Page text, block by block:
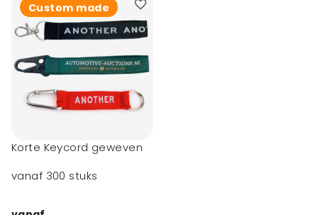
Custom made
Korte Keycord geweven
vanaf 300 stuks